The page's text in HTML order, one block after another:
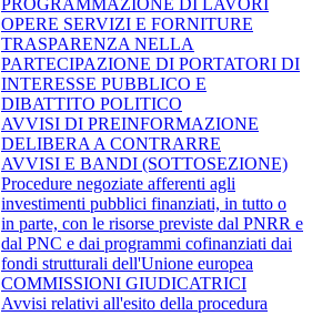
PROGRAMMAZIONE DI LAVORI
OPERE SERVIZI E FORNITURE
TRASPARENZA NELLA
PARTECIPAZIONE DI PORTATORI DI
INTERESSE PUBBLICO E
DIBATTITO POLITICO
AVVISI DI PREINFORMAZIONE
DELIBERA A CONTRARRE
AVVISI E BANDI (SOTTOSEZIONE)
Procedure negoziate afferenti agli
investimenti pubblici finanziati, in tutto o
in parte, con le risorse previste dal PNRR e
dal PNC e dai programmi cofinanziati dai
fondi strutturali dell'Unione europea
COMMISSIONI GIUDICATRICI
Avvisi relativi all'esito della procedura